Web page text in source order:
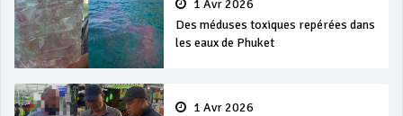
1 Avr 2026
Des méduses toxiques repérées dans
les eaux de Phuket
1 Avr 2026